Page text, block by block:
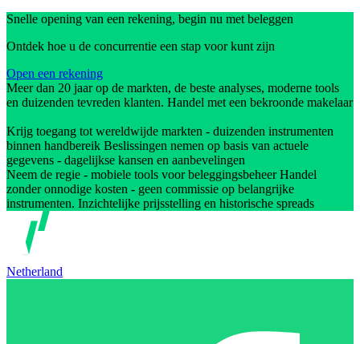
Snelle opening van een rekening, begin nu met beleggen
Ontdek hoe u de concurrentie een stap voor kunt zijn
Open een rekening
Meer dan 20 jaar op de markten, de beste analyses, moderne tools
en duizenden tevreden klanten. Handel met een bekroonde makelaar
Krijg toegang tot wereldwijde markten - duizenden instrumenten
binnen handbereik Beslissingen nemen op basis van actuele
gegevens - dagelijkse kansen en aanbevelingen
Neem de regie - mobiele tools voor beleggingsbeheer Handel
zonder onnodige kosten - geen commissie op belangrijke
instrumenten. Inzichtelijke prijsstelling en historische spreads
Netherland